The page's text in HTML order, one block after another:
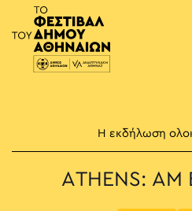
Κύρια
Η εκδήλωση
ATHENS: AM